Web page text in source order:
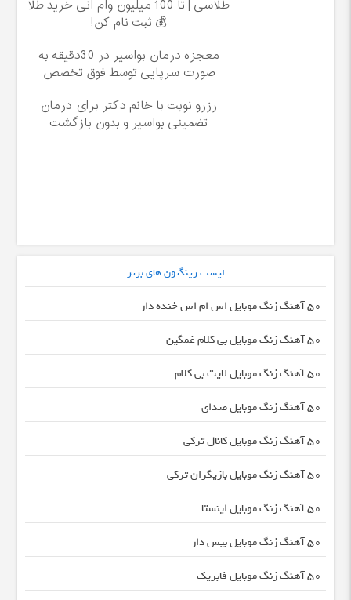
طلاسی | تا 100 میلیون وام آنی خرید طلا
💰 ثبت نام کن!
معجزه درمان بواسیر در 30دقیقه به
صورت سرپایی توسط فوق تخصص
رزرو نوبت با خانم دکتر برای درمان
تضمینی بواسیر و بدون بازگشت
لیست رینگتون های برتر
50 آهنگ زنگ موبایل اس ام اس خنده دار
50 آهنگ زنگ موبایل بی کلام غمگین
50 آهنگ زنگ موبایل لایت بی کلام
50 آهنگ زنگ موبایل صدای
50 آهنگ زنگ موبایل کانال ترکی
50 آهنگ زنگ موبایل بازیگران ترکی
50 آهنگ زنگ موبایل اینستا
50 آهنگ زنگ موبایل بیس دار
50 آهنگ زنگ موبایل فابریک